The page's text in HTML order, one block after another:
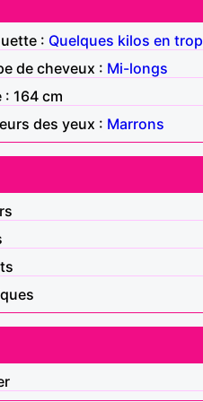
: Quelques kilos en trop
de cheveux : Mi-longs
: 164 cm
des yeux : Marrons